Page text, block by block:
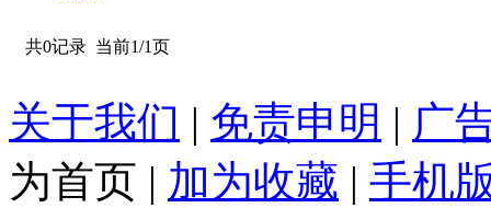
共0记录 当前1/1页
关于我们 | 免责申明 | 广
为首页 | 加为收藏 | 手机